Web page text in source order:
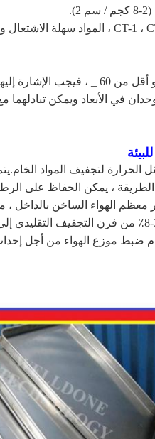
في الأبعاد ويمكن تبادلهما
لتجفيف المواد
، يمكن الحفاظ على
معظم الهواء الساخن بالداخل ،
ضبط موزع الهواء من أجل